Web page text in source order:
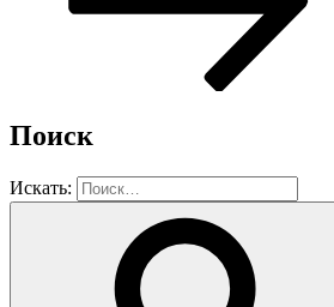
Поиск
Искать: